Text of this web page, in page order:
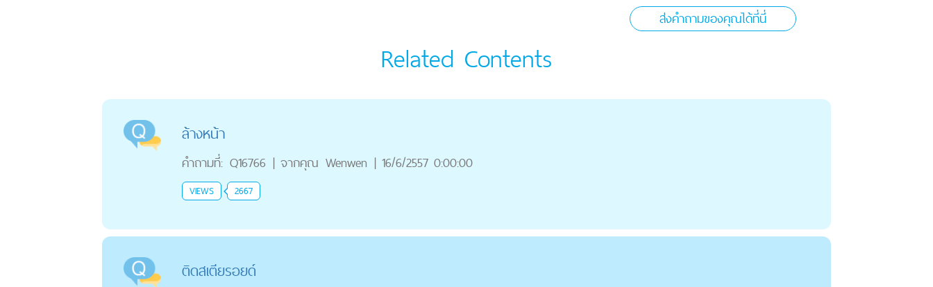
ส่งคำถามของคุณได้ที่นี่
Related Contents
ล้างหน้า
คำถามที่: Q16766 | จากคุณ Wenwen | 16/6/2557 0:00:00
VIEWS 2667
ติดสเตียรอยด์